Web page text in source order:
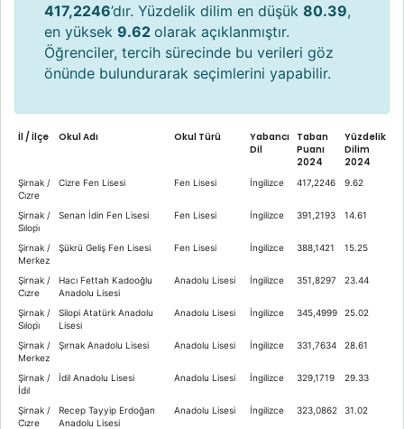
417,2246’dır. Yüzdelik dilim en düşük 80.39,
en yüksek 9.62 olarak açıklanmıştır.
Öğrenciler, tercih sürecinde bu verileri göz
önünde bulundurarak seçimlerini yapabilir.
İl / İlçe Okul Adı Okul Türü
Yabancı
Dil
Taban
Puanı
2024
Yüzdelik
Dilim
2024
Şirnak /
Ci̇zre
Cizre Fen Lisesi Fen Lisesi İngilizce 417,2246 9.62
Şirnak /
Si̇lopi̇
Senan İdin Fen Lisesi Fen Lisesi İngilizce 391,2193 14.61
Şirnak /
Merkez
Şükrü Geliş Fen Lisesi Fen Lisesi İngilizce 388,1421 15.25
Şirnak /
Ci̇zre
Hacı Fettah Kadooğlu
Anadolu Lisesi
Anadolu Lisesi İngilizce 351,8297 23.44
Şirnak /
Si̇lopi̇
Silopi Atatürk Anadolu
Lisesi
Anadolu Lisesi İngilizce 345,4999 25.02
Şirnak /
Merkez
Şırnak Anadolu Lisesi Anadolu Lisesi İngilizce 331,7634 28.61
Şirnak /
İdi̇l
İdil Anadolu Lisesi Anadolu Lisesi İngilizce 329,1719 29.33
Şirnak /
Ci̇zre
Recep Tayyip Erdoğan
Anadolu Lisesi
Anadolu Lisesi İngilizce 323,0862 31.02